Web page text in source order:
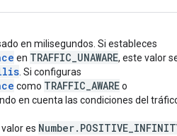
en milisegundos. Si estableces
en TRAFFIC_UNAWARE, este valor
. Si configuras
como TRAFFIC_AWAREo
en cuenta las condiciones del
es